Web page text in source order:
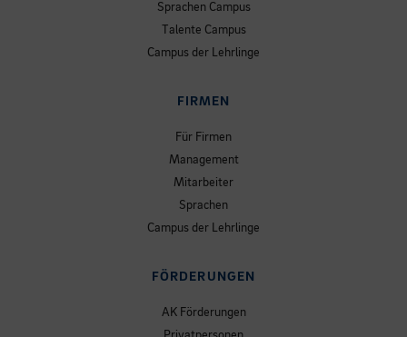
Sprachen Campus
Talente Campus
Campus der Lehrlinge
FIRMEN
Für Firmen
Management
Mitarbeiter
Sprachen
Campus der Lehrlinge
FÖRDERUNGEN
AK Förderungen